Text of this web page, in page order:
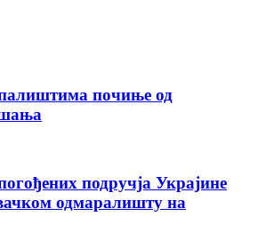
почиње од
подручја Украјине
одмаралишту на